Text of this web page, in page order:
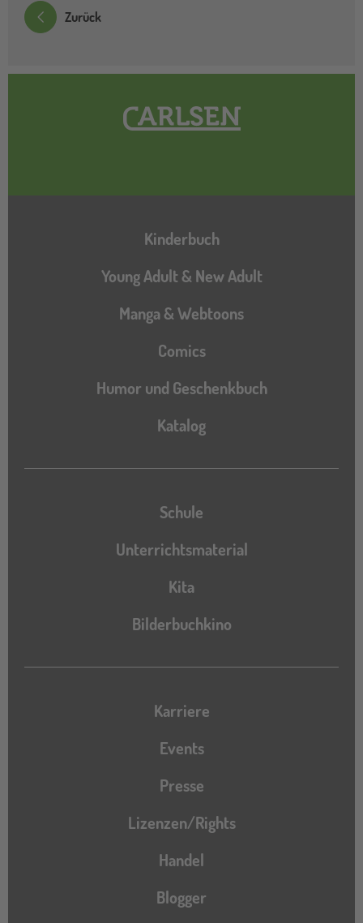
Zurück
Hauptnavigation
Kinderbuch
Young Adult & New Adult
Manga & Webtoons
Comics
Humor und Geschenkbuch
Katalog
Katalog
Schule
Unterrichtsmaterial
Kita
Bilderbuchkino
Karriere
Events
Presse
Lizenzen/Rights
Handel
Blogger